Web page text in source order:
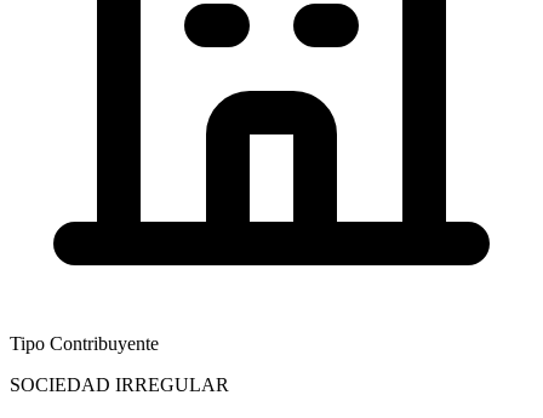
Tipo Contribuyente
SOCIEDAD IRREGULAR